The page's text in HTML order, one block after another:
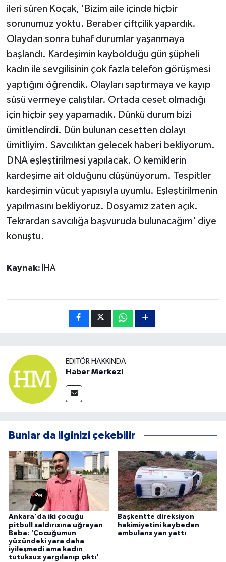
ileri süren Koçak, 'Bizim aile içinde hiçbir
sorunumuz yoktu. Beraber çiftçilik yapardık.
Olaydan sonra tuhaf durumlar yaşanmaya
başlandı. Kardeşimin kaybolduğu gün şüpheli
kadın ile sevgilisinin çok fazla telefon görüşmesi
yaptığını öğrendik. Olayları saptırmaya ve kayıp
süsü vermeye çalıştılar. Ortada ceset olmadığı
için hiçbir şey yapamadık. Dünkü durum bizi
ümitlendirdi. Dün bulunan cesetten dolayı
ümitliyim. Savcılıktan gelecek haberi bekliyorum.
DNA eşleştirilmesi yapılacak. O kemiklerin
kardeşime ait olduğunu düşünüyorum. Tespitler
kardeşimin vücut yapısıyla uyumlu. Eşleştirilmenin
yapılmasını bekliyoruz. Dosyamız zaten açık.
Tekrardan savcılığa başvuruda bulunacağım' diye
konuştu.
Kaynak: İHA
EDITÖR HAKKINDA
Haber Merkezi
Bunlar da ilginizi çekebilir
Ankara'da iki çocuğu
pitbull saldırısına uğrayan
Baba: 'Çocuğumun
yüzündeki yara daha
iyileşmedi ama kadın
tutuksuz yargılanıp çıktı'
Başkentte direksiyon
hakimiyetini kaybeden
ambulans yan yattı